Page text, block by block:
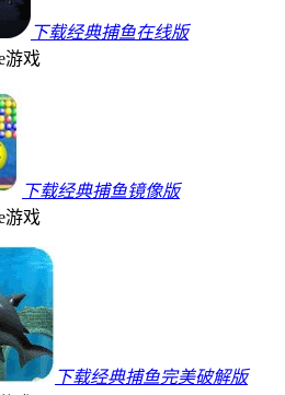
下载经典捕鱼在线版
游戏
下载经典捕鱼镜像版
游戏
下载经典捕鱼完美破解版